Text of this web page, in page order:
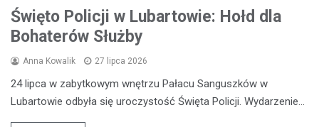
Święto Policji w Lubartowie: Hołd dla
Bohaterów Służby
Anna Kowalik 27 lipca 2026
24 lipca w zabytkowym wnętrzu Pałacu Sanguszków w
Lubartowie odbyła się uroczystość Święta Policji. Wydarzenie…